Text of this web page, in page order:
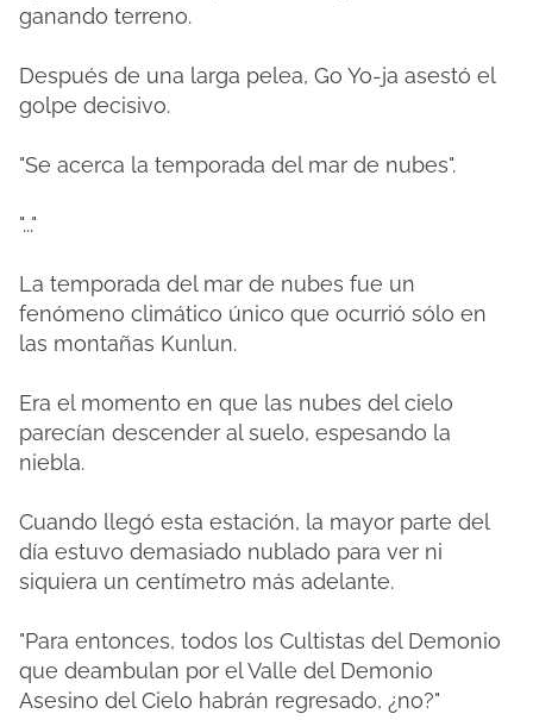
ganando terreno.
Después de una larga pelea, Go Yo-ja asestó el
golpe decisivo.
"Se acerca la temporada del mar de nubes".
"..."
La temporada del mar de nubes fue un
fenómeno climático único que ocurrió sólo en
las montañas Kunlun.
Era el momento en que las nubes del cielo
parecían descender al suelo, espesando la
niebla.
Cuando llegó esta estación, la mayor parte del
día estuvo demasiado nublado para ver ni
siquiera un centímetro más adelante.
"Para entonces, todos los Cultistas del Demonio
que deambulan por el Valle del Demonio
Asesino del Cielo habrán regresado, ¿no?"